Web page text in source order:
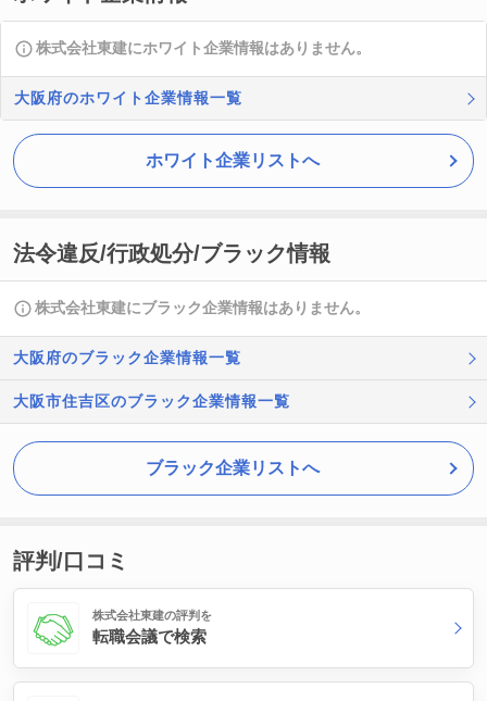
株式会社東建にホワイト企業情報はありません。
大阪府のホワイト企業情報一覧
ホワイト企業リストへ
法令違反/行政処分/ブラック情報
株式会社東建にブラック企業情報はありません。
大阪府のブラック企業情報一覧
大阪市住吉区のブラック企業情報一覧
ブラック企業リストへ
評判/口コミ
株式会社東建の評判を
転職会議で検索